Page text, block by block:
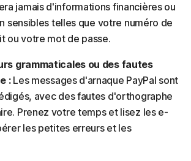
jamais d'informations financières ou
sensibles telles que votre numéro de
ou votre mot de passe.
grammaticales ou des fautes
:Les messages d'arnaque PayPal sont
avec des fautes d'orthographe
Prenez votre temps et lisez les e-
les petites erreurs et les